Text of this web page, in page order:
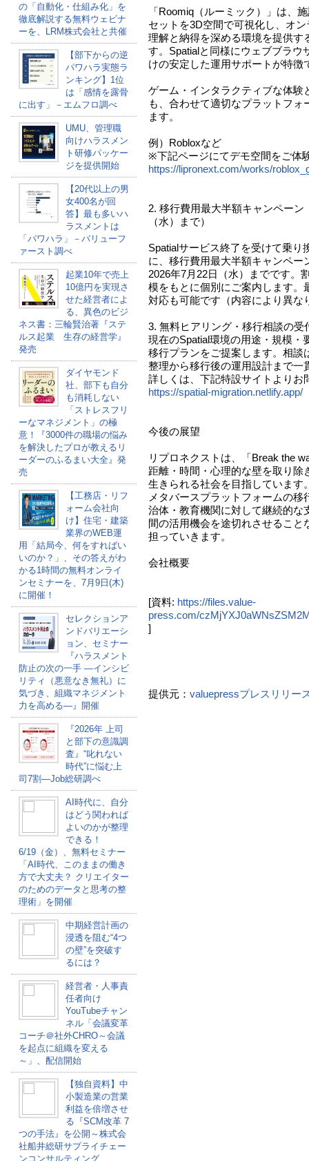
の「自動化・仕組み化」を
徹底解説する無料ウェビナ
ーを、LRM株式会社と共催
【部下からの逆
パワハラ実態ラ
ンキング】1位
は「感情を露骨
に出す」－エムフロ調べ
UMU、管理職
向けハラスメン
ト研修パッケー
ジを提供開始
【20代以上の男
女400名が回
答】最も多いハ
ラスメントは
「パワハラ」－バリューフ
ァースト調べ
起業10年で売上
10億円を実現さ
せた経営者によ
る、異色のビジ
ネス書：三輪賢治著『ステ
ルス起業 生存の経営学』
発売
ダイヤモンド
社、部下も自分
も消耗しない
「ストレスフリ
ーなマネジメント」の極
意！『3000件の職場の悩み
を解決したプロが教えるリ
ーダーのふるまい大全』発
売
【工務店・リフ
ォーム会社向
け】住宅・建築
業界のWEB運
用「結局今、何をすればい
いのか？」、その答えがわ
かる1時間の無料オンライ
ンセミナーを、7月9日(木)
に開催！
セレクションア
ンドバリエーシ
ョン、セミナー
『ハラスメント
防止の次の一手 ―インシビ
リティ（悪意なき無礼）に
気づき、組織マネジメント
力を高める―』開催
『2026年 上司
と部下の意識調
査』“叱れない
時代”に悩む上
司7割―Job総研調べ
AI時代に、自分
はどう関われば
よいのかが整理
できる！
6/19（金）、無料セミナー
「AI時代、このままの働き
方で大丈夫？ クリエイター
のためのデータと思考の整
理術」を開催
中期経営計画の
浸透を阻む“4つ
の壁”を突破す
るには？
経営者・人事責
任者向け
YouTubeチャン
ネル「会議変革
コーチ＠社外CHRO～会議
を起点に組織を変える
～」、配信開始
【独自資料】中
小製造業の営業
利益を倍増させ
る『SCM改革 7
つの手法』を公開～株式会
社船井総研サプライチェー
ンコンサルティング
「Roomiq（ルーミック）」は、
セットを3D空間で可視化し、オ
理解と納得を深める環境を提供す
す。Spatialと同様にウェブブラウ
けの安定した運用サポートが特徴
ゲーム・インタラクティブな体験
も、合わせて適切なプラットフォ
ます。
例）Robloxなど
※下記ページにてデモ空間をご体
https://lipronext.com/works/
2. 移行費用最大半額キャンペーン
（水）まで）
Spatialサービス終了を受けて乗り
に、移行費用最大半額キャンペー
2026年7月22日（水）までです。
模をもとに個別にご案内します
対応も可能です（内容により異な
3. 無料ヒアリング・移行相談の受
現在のSpatial環境の用途・規模・
移行プランをご提案します。相談
整理から移行後の運用設計まで一
詳しくは、下記特設サイトよりお
https://spatial-migration.netlify.app/
今後の展望
リプロネクストは、「Break the
距離・時間・心理的な壁を取り除
生きられる社会を目指しています
メタバースプラットフォームの移
治体・教育機関に対して継続的な
間の活用機会を途切れさせること
担っていきます。
会社概要
[資料: https://files.value-
press.com/
]
提供元： valuepressプレスリリー